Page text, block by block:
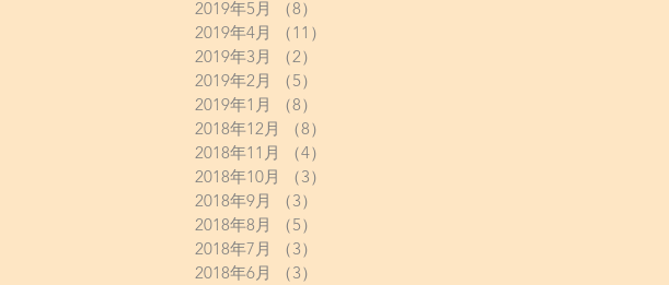
2019年5月
（8）
2019年4月
（11）
2019年3月
（2）
2019年2月
（5）
2019年1月
（8）
2018年12月
（8）
2018年11月
（4）
2018年10月
（3）
2018年9月
（3）
2018年8月
（5）
2018年7月
（3）
2018年6月
（3）